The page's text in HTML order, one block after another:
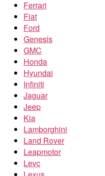
Ferrari
Fiat
Ford
Genesis
GMC
Honda
Hyundai
Infiniti
Jaguar
Jeep
Kia
Lamborghini
Land Rover
Leapmotor
Levc